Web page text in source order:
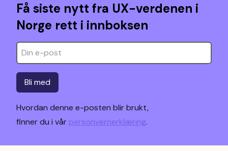
Få siste nytt fra UX-verdenen i
Norge rett i innboksen
Bli med
Hvordan denne e-posten blir brukt,
finner du i vår personvernerklæring.